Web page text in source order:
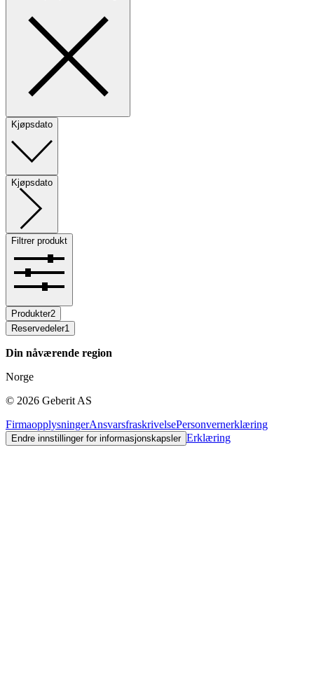
Kjøpsdato
Kjøpsdato
Filtrer produkt
Produkter2
Reservedeler1
Din nåværende region
Norge
© 2026 Geberit AS
FirmaopplysningerAnsvarsfraskrivelsePersonvernerklæring
Endre innstillinger for informasjonskapsler Erklæring